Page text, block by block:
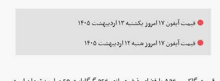
قیمت آیفون ۱۷ امروز یکشنبه ۱۳ اردیبهشت ۱۴۰۵
قیمت آیفون ۱۷ امروز شنبه ۱۲ اردیبهشت ۱۴۰۵